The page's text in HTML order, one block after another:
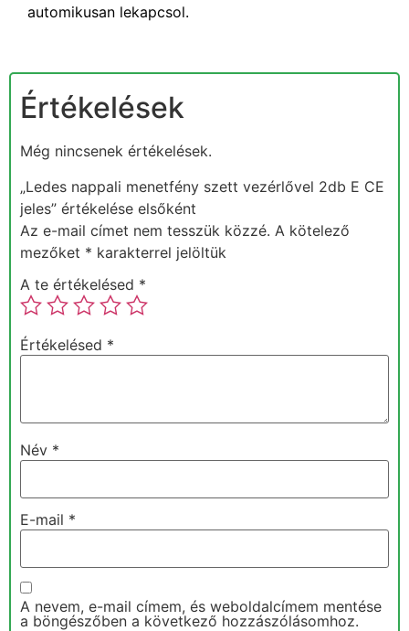
automikusan lekapcsol.
Értékelések
Még nincsenek értékelések.
„Ledes nappali menetfény szett vezérlővel 2db E CE
jeles” értékelése elsőként
Az e-mail címet nem tesszük közzé. A kötelező
mezőket * karakterrel jelöltük
A te értékelésed *
Értékelésed *
Név *
E-mail *
A nevem, e-mail címem, és weboldalcímem mentése
a böngészőben a következő hozzászólásomhoz.